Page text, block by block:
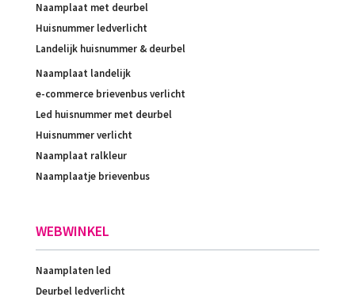
Naamplaat met deurbel
Huisnummer ledverlicht
Landelijk huisnummer & deurbel
Naamplaat landelijk
e-commerce brievenbus verlicht
Led huisnummer met deurbel
Huisnummer verlicht
Naamplaat ralkleur
Naamplaatje brievenbus
WEBWINKEL
Naamplaten led
Deurbel ledverlicht